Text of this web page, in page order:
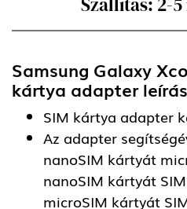
Samsung Galaxy
kártya adapter
SIM kártya adapter
Az adapter
nanoSIM kártyát
nanoSIM kártyát
microSIM kártyát